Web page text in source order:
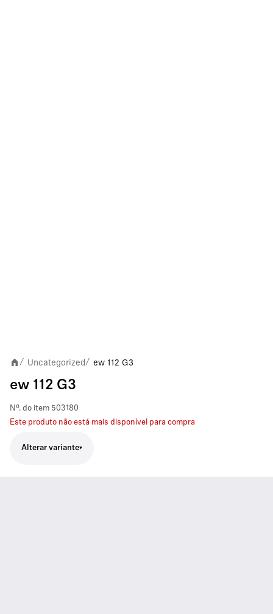
/ Uncategorized/ ew 112 G3
ew 112 G3
Nº. do item 503180
Este produto não está mais disponível para compra
Alterar variante